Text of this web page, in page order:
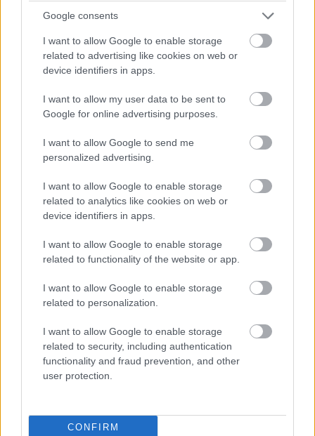
Google consents
I want to allow Google to enable storage
related to advertising like cookies on web or
device identifiers in apps.
I want to allow my user data to be sent to
Google for online advertising purposes.
I want to allow Google to send me
personalized advertising.
I want to allow Google to enable storage
related to analytics like cookies on web or
device identifiers in apps.
I want to allow Google to enable storage
related to functionality of the website or app.
I want to allow Google to enable storage
related to personalization.
I want to allow Google to enable storage
related to security, including authentication
functionality and fraud prevention, and other
user protection.
CONFIRM
AAA kategóriás játékok is
elindulnak Apple M1-chipes
gépeken
5 biztonságos fájltörlő PC-re és
szeretnél tüntetni
PCW.lite| 2024.09.21 17:32
Jön fel a Linux, mint a talajvíz
PCW.lite| 2024.08.27 10:12
Linux és Windows egy gépen?
Megmutatjuk, miért ez a legjobb
PCW.lite
A Microsoft szemfüles
dolgozóján múlott, hogy nem
hackelték meg Linux-felhasználók
millióit
Sosem volt még olyan népszerű a
Linux, mint most